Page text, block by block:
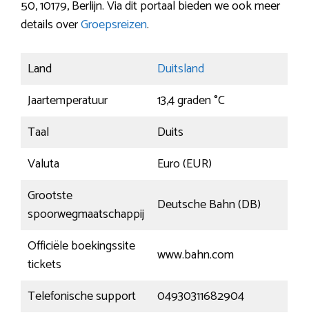
50, 10179, Berlijn. Via dit portaal bieden we ook meer
details overGroepsreizen.
Land
Duitsland
Jaartemperatuur
13,4 graden °C
Taal
Duits
Valuta
Euro (EUR)
Grootste
spoorwegmaatschappij
Deutsche Bahn (DB)
Officiële boekingssite
tickets
www.bahn.com
Telefonische support
04930311682904